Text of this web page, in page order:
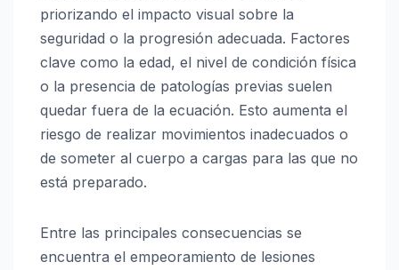
priorizando el impacto visual sobre la
seguridad o la progresión adecuada. Factores
clave como la edad, el nivel de condición física
o la presencia de patologías previas suelen
quedar fuera de la ecuación. Esto aumenta el
riesgo de realizar movimientos inadecuados o
de someter al cuerpo a cargas para las que no
está preparado.
Entre las principales consecuencias se
encuentra el empeoramiento de lesiones